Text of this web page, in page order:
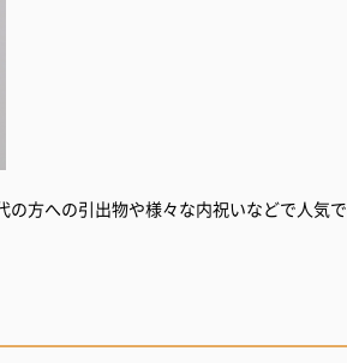
方への引出物や様々な内祝いなどで人気で